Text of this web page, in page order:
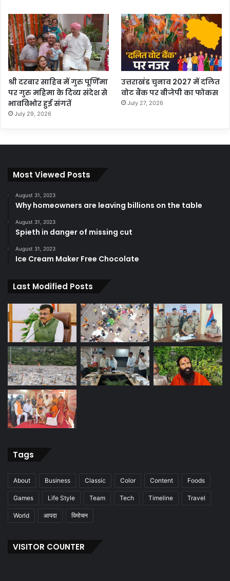
श्री दरबार साहिब में गुरु पूर्णिमा
पर गुरु महिमा के दिव्य संदेश से
भावविभोर हुई संगतें
July 29, 2026
उत्तराखंड चुनाव 2027 में दलित
वोट बैंक पर बीजेपी का फोकस
July 27, 2026
Most Viewed Posts
August 31, 2023
Why homeowners are leaving billions on the table
August 31, 2023
Spieth in danger of missing cut
August 31, 2023
Ice Cream Maker Free Chocolate
Last Modified Posts
Tags
About Business Classic Color Content Foods
Games Life Style Team Tech Timeline Travel
World आपदा विमोचन
VISITOR COUNTER